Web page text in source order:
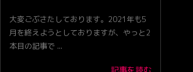
大変ごぶさたしております。2021年も5
月を終えようとしておりますが、やっと2
本目の記事で ...
記事を読む